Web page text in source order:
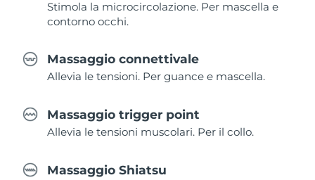
Stimola la microcircolazione. Per mascella e
contorno occhi.
Massaggio connettivale
Allevia le tensioni. Per guance e mascella.
Massaggio trigger point
Allevia le tensioni muscolari. Per il collo.
Massaggio Shiatsu